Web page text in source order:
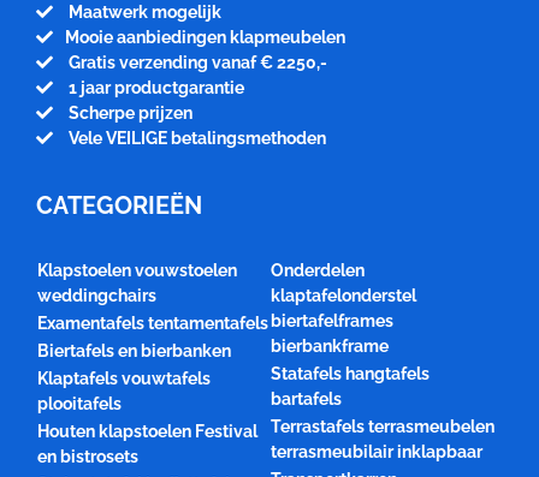
Maatwerk mogelijk
Mooie aanbiedingen klapmeubelen
Gratis verzending vanaf € 2250,-
1 jaar productgarantie
Scherpe prijzen
Vele VEILIGE betalingsmethoden
CATEGORIEËN
Klapstoelen vouwstoelen
weddingchairs
Examentafels tentamentafels
Biertafels en bierbanken
Klaptafels vouwtafels
plooitafels
Houten klapstoelen Festival
en bistrosets
Onderdelen
klaptafelonderstel
biertafelframes
bierbankframe
Statafels hangtafels
bartafels
Terrastafels terrasmeubelen
terrasmeubilair inklapbaar